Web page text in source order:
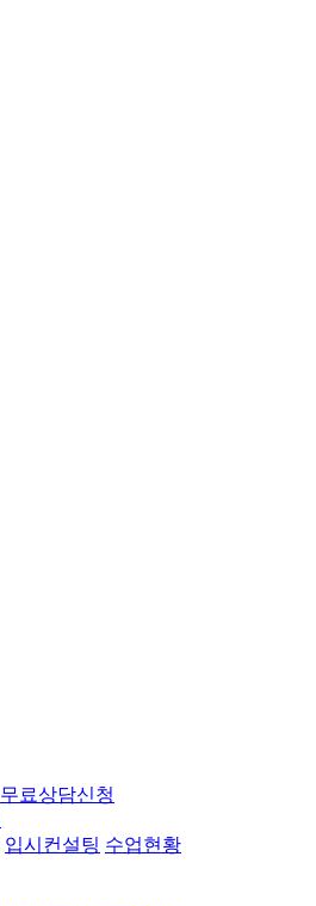
무료상담신청
입시컨설팅 수업현황